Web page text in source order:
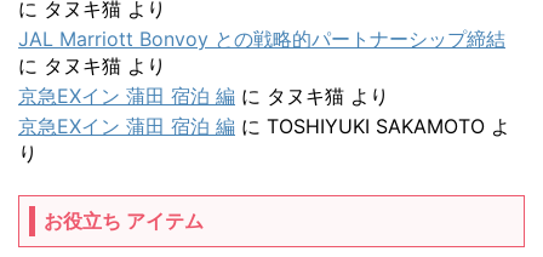
に タヌキ猫 より
JAL Marriott Bonvoy との戦略的パートナーシップ締結
に タヌキ猫 より
京急EXイン 蒲田 宿泊 編 に タヌキ猫 より
京急EXイン 蒲田 宿泊 編 に TOSHIYUKI SAKAMOTO よ
り
お役立ち アイテム